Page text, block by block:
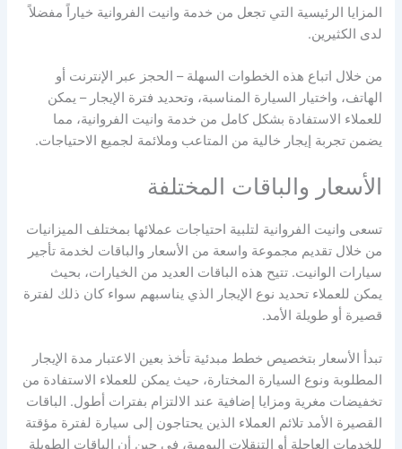
المزايا الرئيسية التي تجعل من خدمة وانيت الفروانية خياراً مفضلاً
لدى الكثيرين.
من خلال اتباع هذه الخطوات السهلة – الحجز عبر الإنترنت أو
الهاتف، واختيار السيارة المناسبة، وتحديد فترة الإيجار – يمكن
للعملاء الاستفادة بشكل كامل من خدمة وانيت الفروانية، مما
يضمن تجربة إيجار خالية من المتاعب وملائمة لجميع الاحتياجات.
الأسعار والباقات المختلفة
تسعى وانيت الفروانية لتلبية احتياجات عملائها بمختلف الميزانيات
من خلال تقديم مجموعة واسعة من الأسعار والباقات لخدمة تأجير
سيارات الوانيت. تتيح هذه الباقات العديد من الخيارات، بحيث
يمكن للعملاء تحديد نوع الإيجار الذي يناسبهم سواء كان ذلك لفترة
قصيرة أو طويلة الأمد.
تبدأ الأسعار بتخصيص خطط مبدئية تأخذ بعين الاعتبار مدة الإيجار
المطلوبة ونوع السيارة المختارة، حيث يمكن للعملاء الاستفادة من
تخفيضات مغرية ومزايا إضافية عند الالتزام بفترات أطول. الباقات
القصيرة الأمد تلائم العملاء الذين يحتاجون إلى سيارة لفترة مؤقتة
للخدمات العاجلة أو التنقلات اليومية، في حين أن الباقات الطويلة